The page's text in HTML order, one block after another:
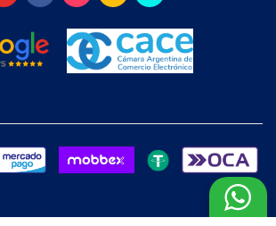
Desarrollado y Diseñado por FoxTienda